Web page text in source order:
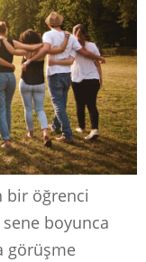
bir öğrenci
boyunca
görüşme